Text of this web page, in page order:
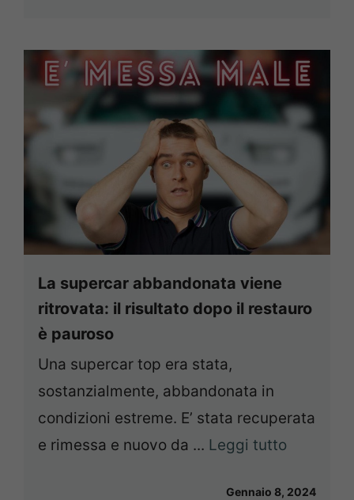
La supercar abbandonata viene
ritrovata: il risultato dopo il restauro
è pauroso
Una supercar top era stata,
sostanzialmente, abbandonata in
condizioni estreme. E’ stata recuperata
e rimessa e nuovo da ... Leggi tutto
Gennaio 8, 2024